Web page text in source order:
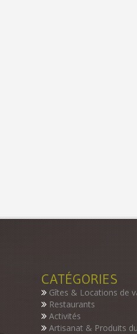
CATÉGORIES
Gîtes & Locations de
Restaurants
Activités
Artisanat & Produits